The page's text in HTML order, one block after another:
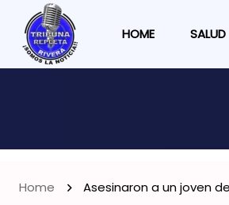
HOME SALUD
Home Asesinaron a un joven